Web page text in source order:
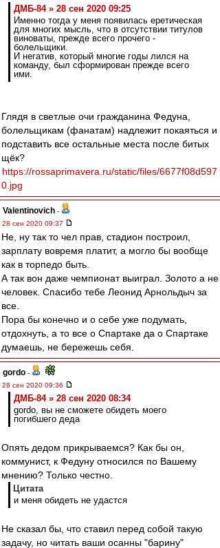
ДМБ-84 » 28 сен 2020 09:25
Именно тогда у меня появилась еретическая
для многих мысль, что в отсутствии титулов
виноваты, прежде всего прочего -
болельщики.
И негатив, который многие годы лился на
команду, был сформирован прежде всего
ими.
Глядя в светлые очи гражданина Федуна,
болельщикам (фанатам) надлежит покаяться и
подставить все остальные места после битых
щёк?
https://rossaprimavera.ru/static/files/6677f08d597
0.jpg
Valentinovich -
28 сен 2020 09:37
Не, ну так то чел прав, стадион построил,
зарплату вовремя платит, а могло бы вообще
как в торпедо быть.
А так вон даже чемпионат выиграл. Золото а не
человек. Спасибо тебе Леонид Арнольдыч за
все.
Пора бы конечно и о себе уже подумать,
отдохнуть, а то все о Спартаке да о Спартаке
думаешь, не бережешь себя.
gordo -
28 сен 2020 09:36
ДМБ-84 » 28 сен 2020 08:34
gordo, вы не сможете обидеть моего
погибшего деда
Опять дедом прикрываемся? Как бы он,
коммунист, к Федуну относился по Вашему
мнению? Только честно.
Цитата
и меня обидеть не удастся
Не сказал бы, что ставил перед собой такую
задачу, но читать ваши осанны "барину"